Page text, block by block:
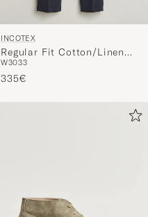
INCOTEX
Regular Fit Cotton/Linen
Slacks Navy
W3033
335€